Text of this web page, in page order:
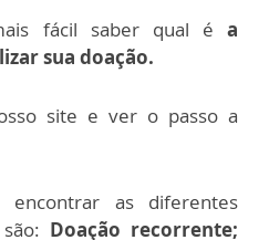
fácil saber qual é a
sua doação.
site e ver o passo a
as diferentes
Doação recorrente;